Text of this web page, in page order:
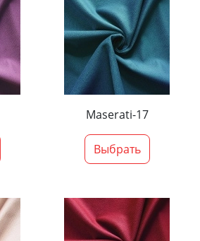
Maserati-17
Выбрать